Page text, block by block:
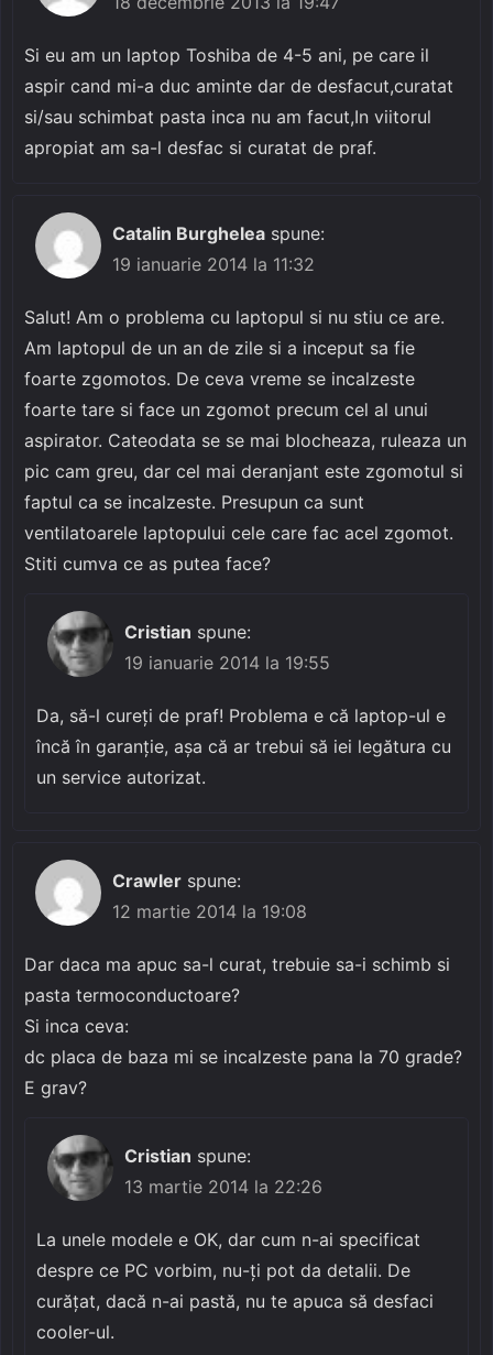
Si eu am un laptop Toshiba de 4-5 ani, pe care il
aspir cand mi-a duc aminte dar de desfacut,curatat
si/sau schimbat pasta inca nu am facut,In viitorul
apropiat am sa-l desfac si curatat de praf.
Catalin Burghelea spune:
19 ianuarie 2014 la 11:32
Salut! Am o problema cu laptopul si nu stiu ce are.
Am laptopul de un an de zile si a inceput sa fie
foarte zgomotos. De ceva vreme se incalzeste
foarte tare si face un zgomot precum cel al unui
aspirator. Cateodata se se mai blocheaza, ruleaza un
pic cam greu, dar cel mai deranjant este zgomotul si
faptul ca se incalzeste. Presupun ca sunt
ventilatoarele laptopului cele care fac acel zgomot.
Stiti cumva ce as putea face?
Cristian spune:
19 ianuarie 2014 la 19:55
Da, să-l cureți de praf! Problema e că laptop-ul e
încă în garanție, așa că ar trebui să iei legătura cu
un service autorizat.
Crawler spune:
12 martie 2014 la 19:08
Dar daca ma apuc sa-l curat, trebuie sa-i schimb si
pasta termoconductoare?
Si inca ceva:
dc placa de baza mi se incalzeste pana la 70 grade?
E grav?
Cristian spune:
13 martie 2014 la 22:26
La unele modele e OK, dar cum n-ai specificat
despre ce PC vorbim, nu-ți pot da detalii. De
curățat, dacă n-ai pastă, nu te apuca să desfaci
cooler-ul.